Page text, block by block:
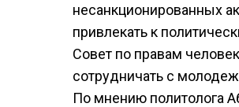
несанкционированных
привлекать к
Совет по правам
сотрудничать с
По мнению политолога